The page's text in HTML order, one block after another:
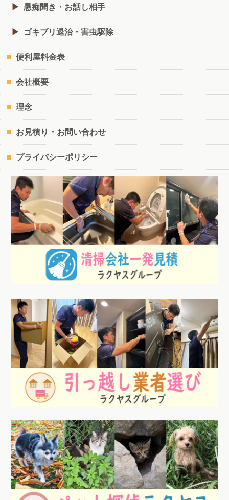
愚痴聞き・お話し相手
ゴキブリ退治・害虫駆除
便利屋料金表
会社概要
理念
お見積り・お問い合わせ
プライバシーポリシー